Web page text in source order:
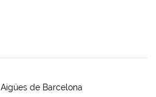
Aigües de Barcelona